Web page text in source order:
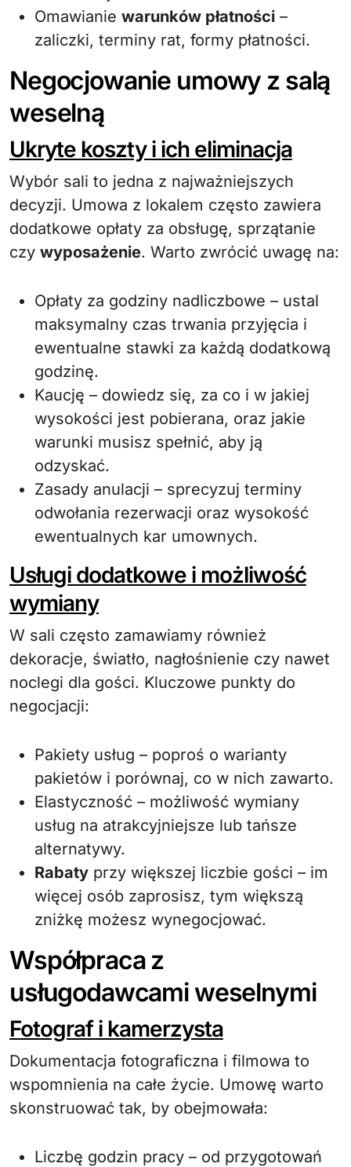
Omawianie warunków płatności –
zaliczki, terminy rat, formy płatności.
Negocjowanie umowy z salą
weselną
Ukryte koszty i ich eliminacja
Wybór sali to jedna z najważniejszych
decyzji. Umowa z lokalem często zawiera
dodatkowe opłaty za obsługę, sprzątanie
czy wyposażenie. Warto zwrócić uwagę na:
Opłaty za godziny nadliczbowe – ustal
maksymalny czas trwania przyjęcia i
ewentualne stawki za każdą dodatkową
godzinę.
Kaucję – dowiedz się, za co i w jakiej
wysokości jest pobierana, oraz jakie
warunki musisz spełnić, aby ją
odzyskać.
Zasady anulacji – sprecyzuj terminy
odwołania rezerwacji oraz wysokość
ewentualnych kar umownych.
Usługi dodatkowe i możliwość
wymiany
W sali często zamawiamy również
dekoracje, światło, nagłośnienie czy nawet
noclegi dla gości. Kluczowe punkty do
negocjacji:
Pakiety usług – poproś o warianty
pakietów i porównaj, co w nich zawarto.
Elastyczność – możliwość wymiany
usług na atrakcyjniejsze lub tańsze
alternatywy.
Rabaty przy większej liczbie gości – im
więcej osób zaprosisz, tym większą
zniżkę możesz wynegocjować.
Współpraca z
usługodawcami weselnymi
Fotograf i kamerzysta
Dokumentacja fotograficzna i filmowa to
wspomnienia na całe życie. Umowę warto
skonstruować tak, by obejmowała:
Liczbę godzin pracy – od przygotowań